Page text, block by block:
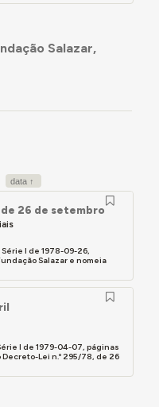
Salazar,
26 de setembro
I de 1978-09-26,
Salazar e nomeia
I de 1979-04-07, páginas
Lei n.º 295/78, de 26